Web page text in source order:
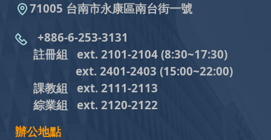
71005 台南市永康區南台街一號
+886-6-253-3131
註冊組 ext. 2101-2104 (8:30~17:30)
ext. 2401-2403 (15:00~22:00)
課教組 ext. 2111-2113
綜業組
ext. 2120-2122
辦公地點